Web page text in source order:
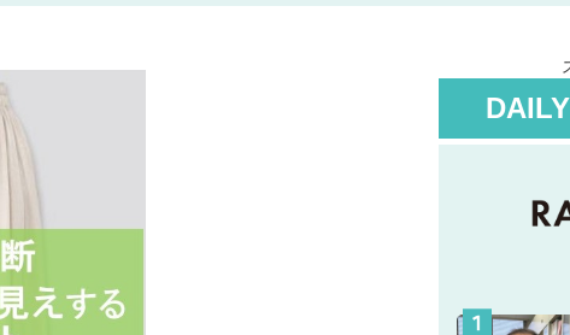
DAILY